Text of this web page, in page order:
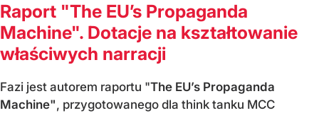
Raport "The EU’s Propaganda
Machine". Dotacje na kształtowanie
właściwych narracji
Fazi jest autorem raportu "The EU’s Propaganda
Machine", przygotowanego dla think tanku MCC